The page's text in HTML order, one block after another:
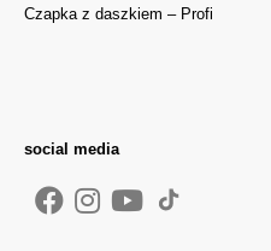
Czapka z daszkiem – Profi
social media